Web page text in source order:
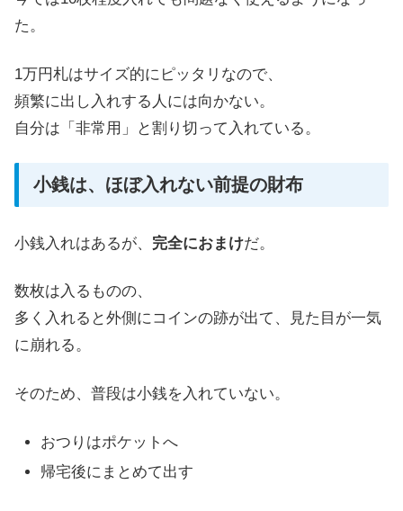
た。
1万円札はサイズ的にピッタリなので、
頻繁に出し入れする人には向かない。
自分は「非常用」と割り切って入れている。
小銭は、ほぼ入れない前提の財布
小銭入れはあるが、 完全におまけだ。
数枚は入るものの、
多く入れると外側にコインの跡が出て、見た目が一気
に崩れる。
そのため、普段は小銭を入れていない。
おつりはポケットへ
帰宅後にまとめて出す